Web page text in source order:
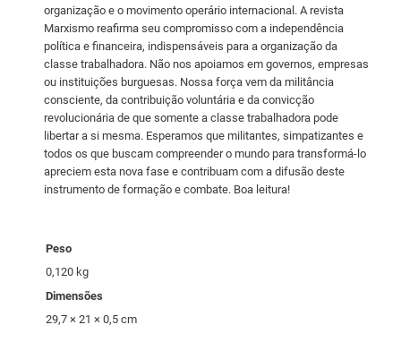
organização e o movimento operário internacional. A revista
Marxismo reafirma seu compromisso com a independência
política e financeira, indispensáveis para a organização da
classe trabalhadora. Não nos apoiamos em governos, empresas
ou instituições burguesas. Nossa força vem da militância
consciente, da contribuição voluntária e da convicção
revolucionária de que somente a classe trabalhadora pode
libertar a si mesma. Esperamos que militantes, simpatizantes e
todos os que buscam compreender o mundo para transformá-lo
apreciem esta nova fase e contribuam com a difusão deste
instrumento de formação e combate. Boa leitura!
Peso
0,120 kg
Dimensões
29,7 × 21 × 0,5 cm